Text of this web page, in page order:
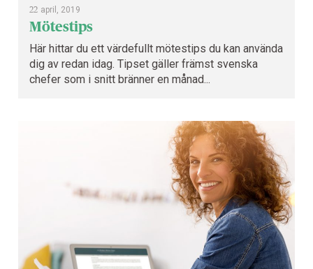
22 april, 2019
Mötestips
Här hittar du ett värdefullt mötestips du kan använda
dig av redan idag. Tipset gäller främst svenska
chefer som i snitt bränner en månad...